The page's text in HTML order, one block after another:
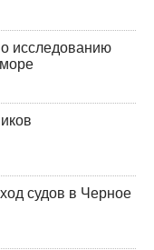
исследованию
судов в Черное